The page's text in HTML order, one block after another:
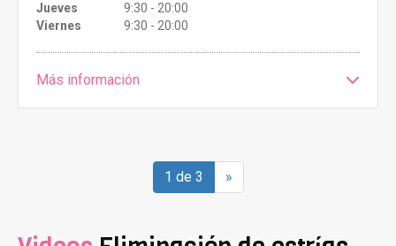
Jueves
9:30 - 20:00
Viernes
9:30 - 20:00
Más información
1 de 3 »